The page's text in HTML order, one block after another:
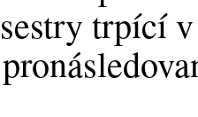
trpící